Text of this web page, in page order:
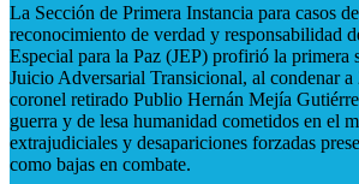
La Sección de Primera Instancia para casos
reconocimiento de verdad y responsabilidad
Especial para la Paz (JEP) profirió la primera
Juicio Adversarial Transicional, al condenar a
coronel retirado Publio Hernán Mejía
guerra y de lesa humanidad cometidos en el
extrajudiciales y desapariciones forzadas
como bajas en combate.